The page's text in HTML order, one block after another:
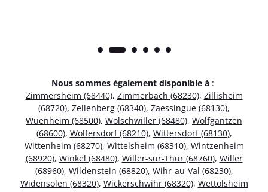
Nous sommes également disponible à :
Zimmersheim (68440), Zimmerbach (68230), Zillisheim
(68720), Zellenberg (68340), Zaessingue (68130),
Wuenheim (68500), Wolschwiller (68480), Wolfgantzen
(68600), Wolfersdorf (68210), Wittersdorf (68130),
Wittenheim (68270), Wittelsheim (68310), Wintzenheim
(68920), Winkel (68480), Willer-sur-Thur (68760), Willer
(68960), Wildenstein (68820), Wihr-au-Val (68230),
Widensolen (68320), Wickerschwihr (68320), Wettolsheim